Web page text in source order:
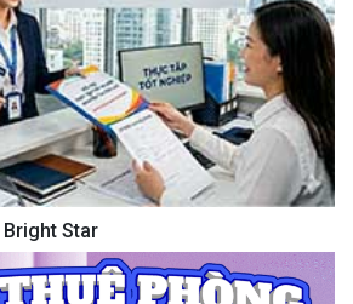
Star